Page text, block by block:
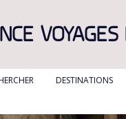
DESTINATIONS